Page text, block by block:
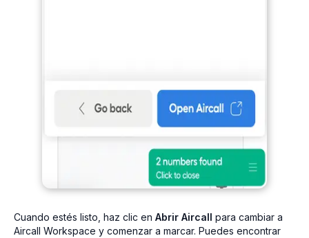
Cuando estés listo, haz clic en Abrir Aircall para cambiar a
Aircall Workspace y comenzar a marcar. Puedes encontrar